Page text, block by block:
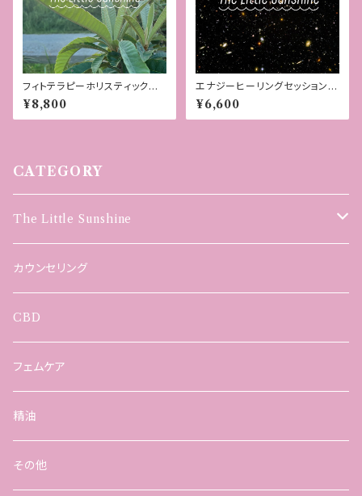
フィトテラピーホリスティックコ
ンサルテーション 60min
¥8,800
エナジーヒーリングセッション
60min
¥6,600
CATEGORY
The Little Sunshine
ハーブ
パーソナルオーダー
オイル
カウンセリング
CBD
フェムケア
精油
その他